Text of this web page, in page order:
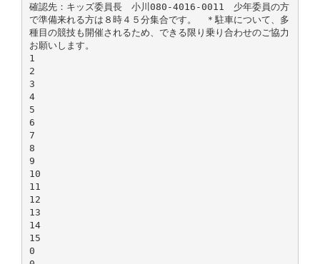
確認先：キッズ委員長 小川080-4016-0011 少年委員の方
で準備来れる方は８時４５分集合です。 ＊駐車について、多
種目の競技も開催されるため、できる限り乗り合わせのご協力
お願いします。
1
2
3
4
5
6
7
8
9
10
11
12
13
14
15
0